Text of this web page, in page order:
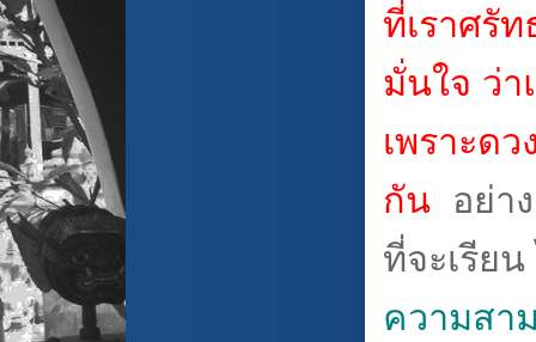
ที่เราศรั
มั่นใจ ว่
เพราะด
กัน อย่า
ที่จะเรีย
ความสา